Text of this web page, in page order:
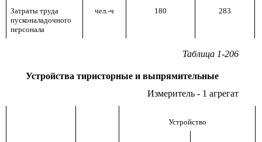
Затраты труда
пусконаладочного
персонала
чел.-ч 180 283
Таблица 1-206
Устройства тиристорные и выпрямительные
Измеритель - 1 агрегат
Устройство